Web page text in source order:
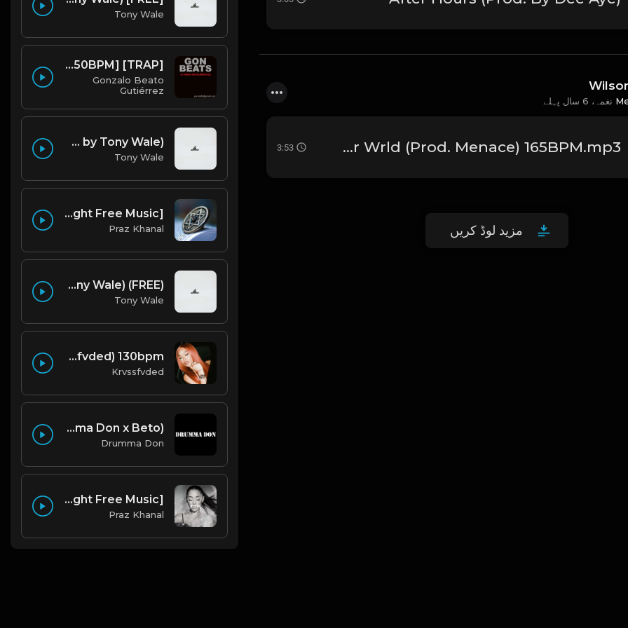
نغمہ، 6 سال پہلے
Forever Wrld (Prod. Menace) 165BPM.mp3
3:53
مزید لوڈ کریں
Tony Wale
GON BEATS - INSTRUMENTAL 219001 [150BPM] [TRAP]
Gonzalo Beato
Gutiérrez
Bryson Tiller Type Beat - Smoking Aces (F Minor) (Prod by Tony Wale)
Tony Wale
Emergency | Hiphop Type Beat [Copyright Free Music]
Praz Khanal
(FREE) DRAKE x FUTURE TYPE BEAT - Under Water 122 bpm (Prod by Tony Wale)
Tony Wale
i'm good (prod. by krvssfvded) 130bpm
Krvssfvded
Smoke (Produced By Drumma Don x Beto)
Drumma Don
Atoul | Pop Type Beat [Copyright Free Music]
Praz Khanal